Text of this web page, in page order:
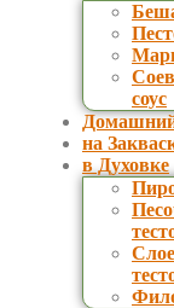
соус
на
в Духовке